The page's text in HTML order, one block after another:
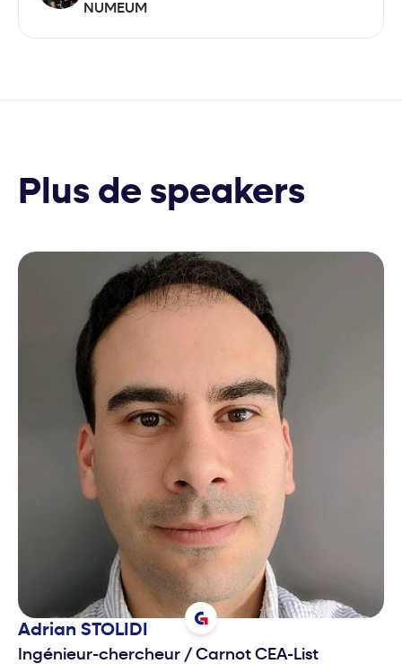
NUMEUM
Plus de speakers
Adrian STOLIDI
Ingénieur-chercheur / Carnot CEA-List